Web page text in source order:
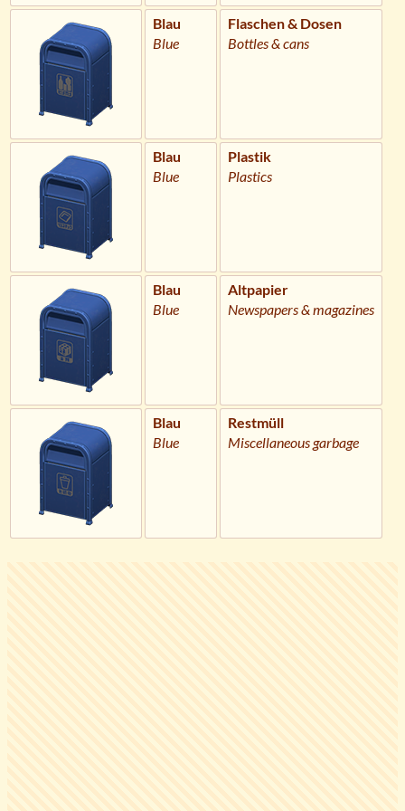
Blau
Blue
Flaschen & Dosen
Bottles & cans
Blau
Blue
Plastik
Plastics
Blau
Blue
Altpapier
Newspapers & magazines
Blau
Blue
Restmüll
Miscellaneous garbage